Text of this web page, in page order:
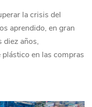
la crisis del
aprendido, en gran
diez años,
en las compras